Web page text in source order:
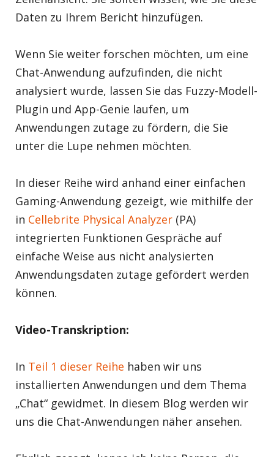
Daten zu Ihrem Bericht hinzufügen.
Wenn Sie weiter forschen möchten, um eine
Chat-Anwendung aufzufinden, die nicht
analysiert wurde, lassen Sie das Fuzzy-Modell-
Plugin und App-Genie laufen, um
Anwendungen zutage zu fördern, die Sie
unter die Lupe nehmen möchten.
In dieser Reihe wird anhand einer einfachen
Gaming-Anwendung gezeigt, wie mithilfe der
in Cellebrite Physical Analyzer (PA)
integrierten Funktionen Gespräche auf
einfache Weise aus nicht analysierten
Anwendungsdaten zutage gefördert werden
können.
Video-Transkription:
In Teil 1 dieser Reihe haben wir uns
installierten Anwendungen und dem Thema
„Chat“ gewidmet. In diesem Blog werden wir
uns die Chat-Anwendungen näher ansehen.